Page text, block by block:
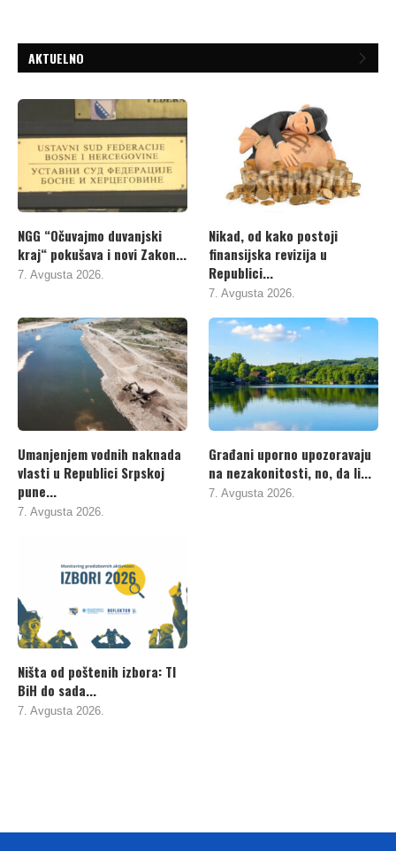
AKTUELNO
NGG “Očuvajmo duvanjski
kraj“ pokušava i novi Zakon...
7. Avgusta 2026.
Nikad, od kako postoji
finansijska revizija u
Republici...
7. Avgusta 2026.
Umanjenjem vodnih naknada
vlasti u Republici Srpskoj
pune...
7. Avgusta 2026.
Građani uporno upozoravaju
na nezakonitosti, no, da li...
7. Avgusta 2026.
Ništa od poštenih izbora: TI
BiH do sada...
7. Avgusta 2026.